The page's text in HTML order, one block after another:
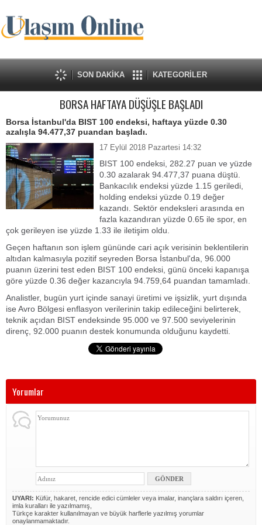
SON DAKİKA KATEGORİLER
BORSA HAFTAYA DÜŞÜŞLE BAŞLADI
Borsa İstanbul'da BIST 100 endeksi, haftaya yüzde 0.30
azalışla 94.477,37 puandan başladı.
17 Eylül 2018 Pazartesi 14:32
BIST 100 endeksi, 282.27 puan ve yüzde
0.30 azalarak 94.477,37 puana düştü.
Bankacılık endeksi yüzde 1.15 geriledi,
holding endeksi yüzde 0.19 değer
kazandı. Sektör endeksleri arasında en
fazla kazandıran yüzde 0.65 ile spor, en
çok gerileyen ise yüzde 1.33 ile iletişim oldu.
Geçen haftanın son işlem gününde cari açık verisinin beklentilerin
altıdan kalmasıyla pozitif seyreden Borsa İstanbul'da, 96.000
puanın üzerini test eden BIST 100 endeksi, günü önceki kapanışa
göre yüzde 0.36 değer kazancıyla 94.759,64 puandan tamamladı.
Analistler, bugün yurt içinde sanayi üretimi ve işsizlik, yurt dışında
ise Avro Bölgesi enflasyon verilerinin takip edileceğini belirterek,
teknik açıdan BIST endeksinde 95.000 ve 97.500 seviyelerinin
direnç, 92.000 puanın destek konumunda olduğunu kaydetti.
Yorumlar
UYARI: Küfür, hakaret, rencide edici cümleler veya imalar, inançlara saldırı içeren,
imla kuralları ile yazılmamış,
Türkçe karakter kullanılmayan ve büyük harflerle yazılmış yorumlar
onaylanmamaktadır.